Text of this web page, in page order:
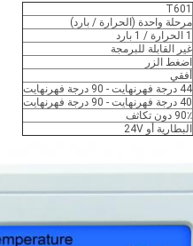
T601
مرحلة واحدة (الحرارة / بارد)
1 الحرارة / 1 بارد
غير القابلة للبرمجة
اضغط الزر
أفقي
44 درجة فهرنهايت - 90 درجة فهرنهايت
40 درجة فهرنهايت - 90 درجة فهرنهايت
90٪ دون تكاثف
البطارية أو 24V